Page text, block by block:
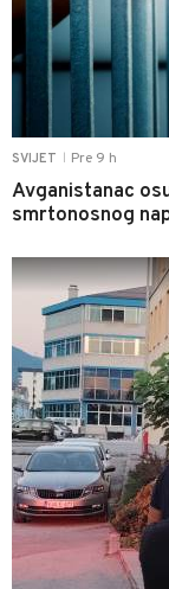
SVIJET Pre 9 h
Avganistanac
smrtonosnog